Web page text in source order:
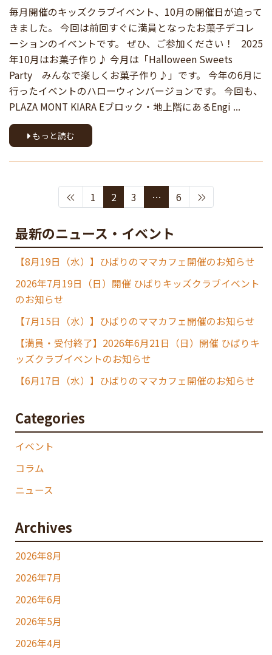
毎月開催のキッズクラブイベント、10月の開催日が迫って
きました。 今回は前回すぐに満員となったお菓子デコレ
ーションのイベントです。 ぜひ、ご参加ください！ 2025
年10月はお菓子作り♪ 今月は「Halloween Sweets
Party みんなで楽しくお菓子作り♪」です。 今年の6月に
行ったイベントのハローウィンバージョンです。 今回も、
PLAZA MONT KIARA Eブロック・地上階にあるEngi ...
もっと読む
1 2 3 … 6
最新のニュース・イベント
【8月19日（水）】ひばりのママカフェ開催のお知らせ
2026年7月19日（日）開催 ひばりキッズクラブイベント
のお知らせ
【7月15日（水）】ひばりのママカフェ開催のお知らせ
【満員・受付終了】2026年6月21日（日）開催 ひばりキ
ッズクラブイベントのお知らせ
【6月17日（水）】ひばりのママカフェ開催のお知らせ
Categories
イベント
コラム
ニュース
Archives
2026年8月
2026年7月
2026年6月
2026年5月
2026年4月